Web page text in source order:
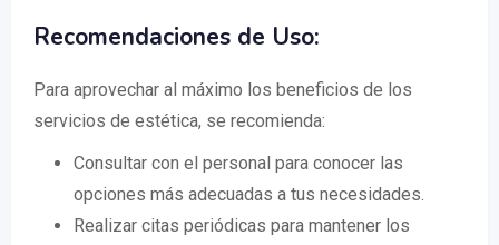
Recomendaciones de Uso:
Para aprovechar al máximo los beneficios de los
servicios de estética, se recomienda:
Consultar con el personal para conocer las
opciones más adecuadas a tus necesidades.
Realizar citas periódicas para mantener los